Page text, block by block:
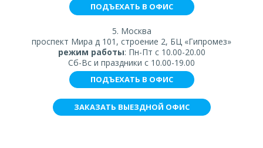
ПОДЪЕХАТЬ В ОФИС
5. Москва
проспект Мира д 101, строение 2, БЦ «Гипромез»
режим работы: Пн-Пт с 10.00-20.00
Сб-Вс и праздники с 10.00-19.00
ПОДЪЕХАТЬ В ОФИС
ЗАКАЗАТЬ ВЫЕЗДНОЙ ОФИС